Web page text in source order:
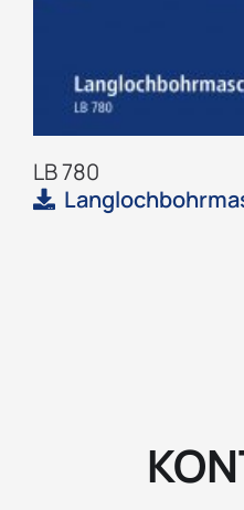
LB 780